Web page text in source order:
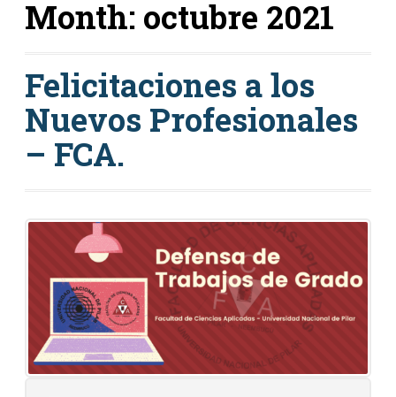
Month: octubre 2021
Felicitaciones a los
Nuevos Profesionales
– FCA.